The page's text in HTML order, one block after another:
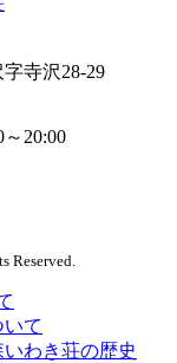
寺沢28-29
20:00
Reserved.
て
わき荘の歴史